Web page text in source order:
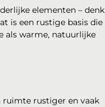
elementen – denk
is een rustige basis die
als warme, natuurlijke
ruimte rustiger en vaak